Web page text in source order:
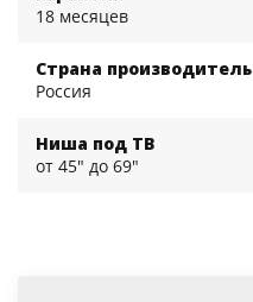
18 месяцев
Страна производитель
Россия
Ниша под ТВ
от 45" до 69"